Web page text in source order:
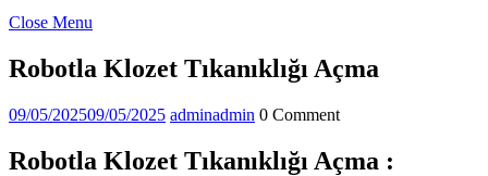
Close Menu
Robotla Klozet Tıkanıklığı Açma
09/05/202509/05/2025 adminadmin 0 Comment
Robotla Klozet Tıkanıklığı Açma :